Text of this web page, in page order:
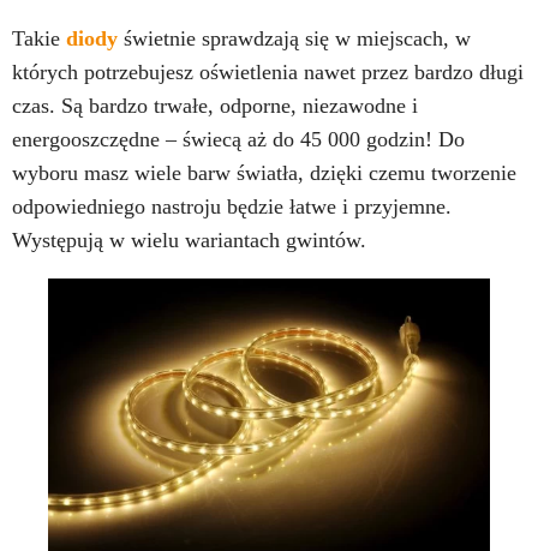
Takie diody świetnie sprawdzają się w miejscach, w
których potrzebujesz oświetlenia nawet przez bardzo długi
czas. Są bardzo trwałe, odporne, niezawodne i
energooszczędne – świecą aż do 45 000 godzin! Do
wyboru masz wiele barw światła, dzięki czemu tworzenie
odpowiedniego nastroju będzie łatwe i przyjemne.
Występują w wielu wariantach gwintów.